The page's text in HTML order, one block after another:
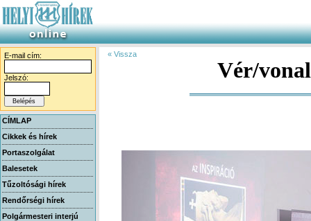
E-mail cím:
Jelszó:
CÍMLAP
Cikkek és hírek
Portaszolgálat
Balesetek
Tűzoltósági hírek
Rendőrségi hírek
Polgármesteri interjú
« Vissza
Vér/